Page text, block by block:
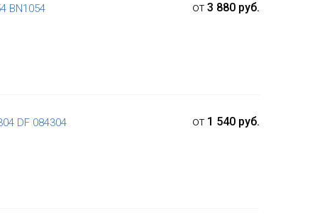
BN1054 от 3 880 руб.
DF 084304 от 1 540 руб.